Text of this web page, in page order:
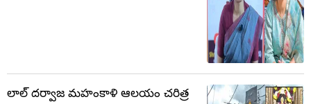
లాల్ దర్వాజ మహంకాళి ఆలయం చరిత్ర